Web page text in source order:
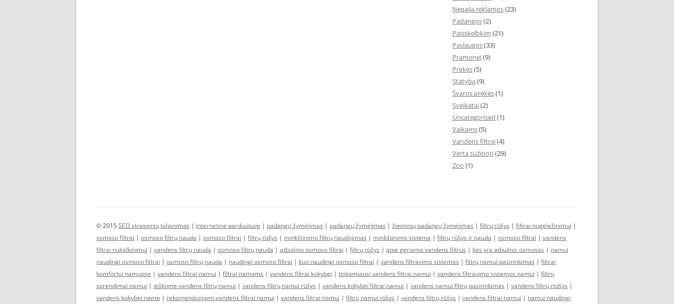
Negaila reklamos(23)
Padangos(2)
Pasiskelbkim (21)
Paslaugos(33)
Pramonei(9)
Prekės(5)
Statyba (9)
Švaros prekės(1)
Sveikatai(2)
Uncategorised (1)
Vaikams(5)
Vandens filtrai(4)
Verta sužinoti(29)
Zoo (1)
© 2015SEO straipsnių talpinimas | internetine parduotuve | padangų žymėjimas | padangų žymėjimas | žieminių padangų žymėjimas | filtrų rūšys | filtrai nugeležinimui |
osmoso filtrai | osmoso filtrų nauda | osmoso filtrai | filtrų rūšys | minkštinimo filtrų naudojimas | minkštinimo sistema | filtrų rūšys ir nauda | osmoso filtrai | vandens
filtrai nukalkinimui | vandens filtrų nauda | osmoso filtrų nauda | atbulinio osmoso filtrai | filtrų rūšys | apie geriamo vandens filtrus | kas yra atbulinis osmosas | namui
naudingi osmoso filtrai | osmoso filtrų nauda | naudingi osmoso filtrai | kuo naudingi osmoso filtrai | vandens filtravimo sistemos | filtrų namui pasirinkimas | filtrai
komfortui namuose | vandens filtrai namui | filtrai namams | vandens filtrai kokybei | tinkamiausi vandens filtrai namui | vandens filtravimo sistemos namui | filtrų
sprendimai namui | ieškome vandens filtrų namui | vandens filtrų namui rūšys | vandens kokybei filtrai namui | vandens namui filtrų pasirinkimas | vandens filtrų rtūšys |
vandens kokybei name | rekomenduojami vandens filtrai namui | vandens filtrai namui | filtrų namui rūšys | vandens filtrų rūšys | vandens filtrai namui | namui naudingi